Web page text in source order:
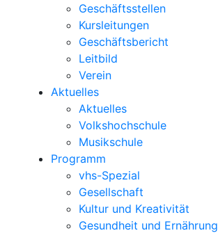
Geschäftsstellen
Kursleitungen
Geschäftsbericht
Leitbild
Verein
Aktuelles
Aktuelles
Volkshochschule
Musikschule
Programm
vhs-Spezial
Gesellschaft
Kultur und Kreativität
Gesundheit und Ernährung